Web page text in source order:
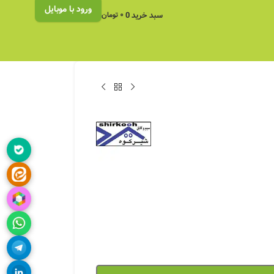
سبد خرید0۰ تومان ورود با موبایل